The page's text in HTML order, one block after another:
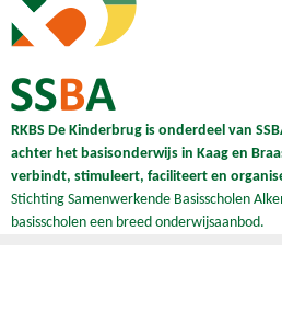
RKBS De Kinderbrug is onderdeel van
achter het basisonderwijs in Kaag en
verbindt, stimuleert, faciliteert en
Stichting Samenwerkende Basisscholen
basisscholen een breed onderwijsaanbod.